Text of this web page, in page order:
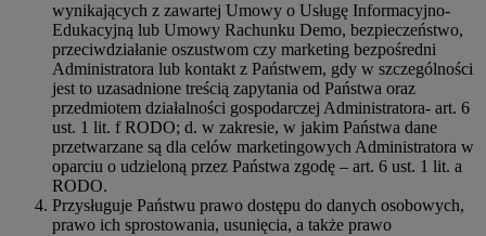
wynikających z zawartej Umowy o Usługę Informacyjno-
Edukacyjną lub Umowy Rachunku Demo, bezpieczeństwo,
przeciwdziałanie oszustwom czy marketing bezpośredni
Administratora lub kontakt z Państwem, gdy w szczególności
jest to uzasadnione treścią zapytania od Państwa oraz
przedmiotem działalności gospodarczej Administratora- art. 6
ust. 1 lit. f RODO; d. w zakresie, w jakim Państwa dane
przetwarzane są dla celów marketingowych Administratora w
oparciu o udzieloną przez Państwa zgodę – art. 6 ust. 1 lit. a
RODO.
Przysługuje Państwu prawo dostępu do danych osobowych,
prawo ich sprostowania, usunięcia, a także prawo